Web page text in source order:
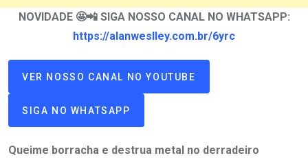
NOVIDADE 🤩📲 SIGA NOSSO CANAL NO WHATSAPP:
https://alanweslley.com.br/6yrc
VER NOSSO CANAL NO YOUTUBE
SIGA NO WHATSAPP
Queime borracha e destrua metal no derradeiro